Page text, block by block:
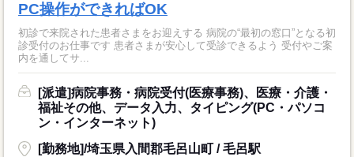
PC操作ができればOK
初診で来院された患者さまをお迎えする 病院の“最初の窓口”となる初
診受付のお仕事です 患者さまが安心して受診できるよう 受付やご案
内を通してサ...
[派遣]病院事務・病院受付(医療事務)、医療・介護・
福祉その他、データ入力、タイピング(PC・パソコ
ン・インターネット)
[勤務地]/埼玉県入間郡毛呂山町 / 毛呂駅